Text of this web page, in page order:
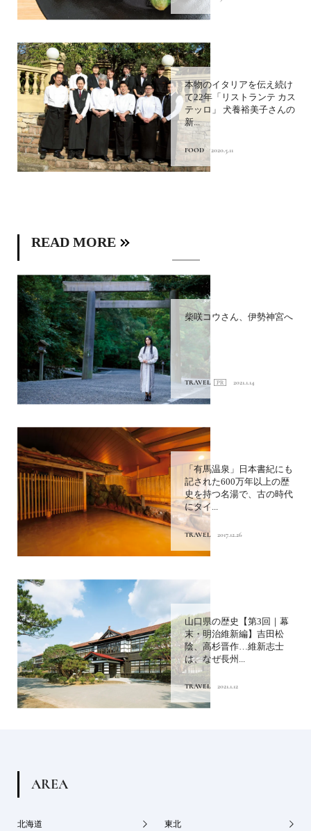
本物のイタリアを伝え続け
て22年「リストランテ カス
テッロ」 犬養裕美子さんの
新...
FOOD 2020.5.11
READ MORE
柴咲コウさん、伊勢神宮へ
TRAVEL 2021.1.14
「有馬温泉」日本書紀にも
記された600万年以上の歴
史を持つ名湯で、古の時代
にタイ...
TRAVEL 2017.12.26
山口県の歴史【第3回｜幕
末・明治維新編】吉田松
陰、高杉晋作…維新志士
は、なぜ長州...
TRAVEL 2021.1.12
AREA
北海道 東北